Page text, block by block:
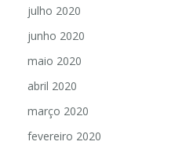
julho 2020
junho 2020
maio 2020
abril 2020
março 2020
fevereiro 2020